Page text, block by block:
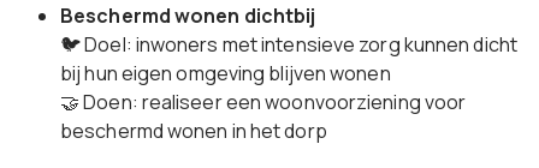
Beschermd wonen dichtbij
🐦 Doel: inwoners met intensieve zorg kunnen dicht
bij hun eigen omgeving blijven wonen
🤝 Doen: realiseer een woonvoorziening voor
beschermd wonen in het dorp